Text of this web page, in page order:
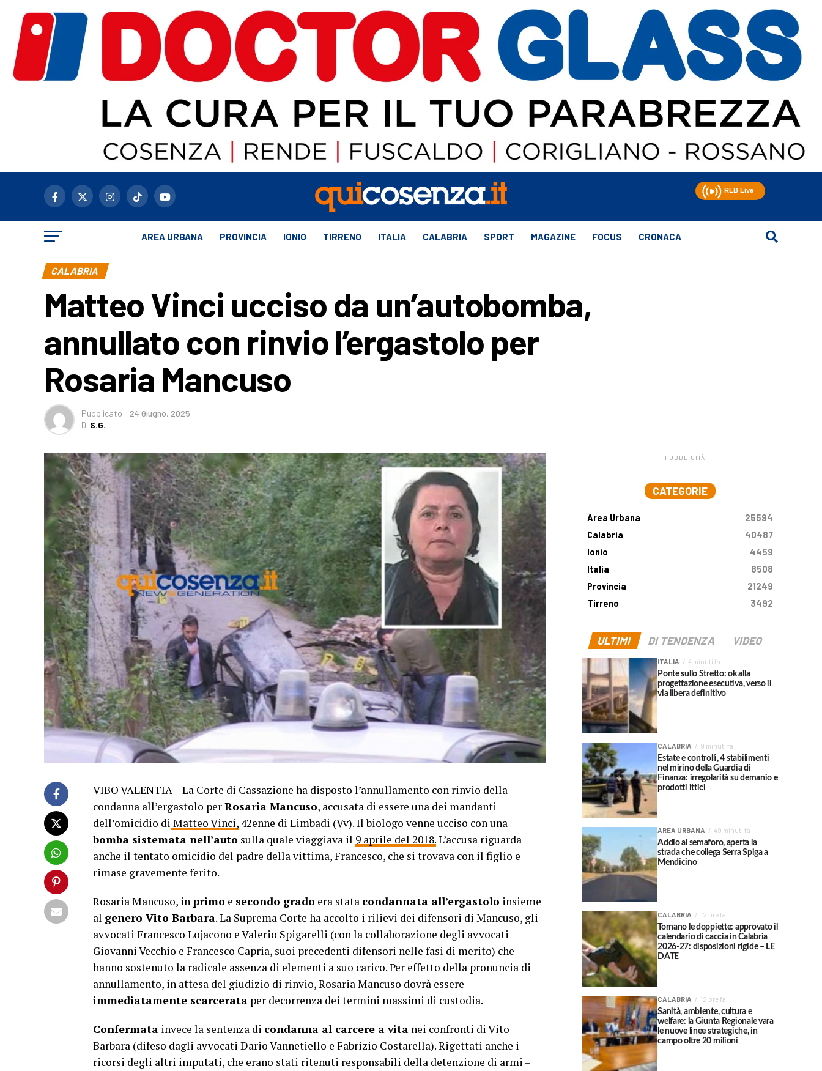
AREA URBANA PROVINCIA IONIO TIRRENO ITALIA CALABRIA SPORT MAGAZINE FOCUS CRONACA
CALABRIA
Matteo Vinci ucciso da un’autobomba,
annullato con rinvio l’ergastolo per
Rosaria Mancuso
Pubblicato il 24 Giugno, 2025
Di S.G.
VIBO VALENTIA – La Corte di Cassazione ha disposto l’annullamento con rinvio della
condanna all’ergastolo perRosaria Mancuso, accusata di essere una dei mandanti
dell’omicidio di Matteo Vinci,42enne di Limbadi (Vv). Il biologo venne ucciso con una
bomba sistemata nell’auto sulla quale viaggiava il 9 aprile del 2018.L’accusa riguarda
anche il tentato omicidio del padre della vittima, Francesco, che si trovava con il figlio e
rimase gravemente ferito.
Rosaria Mancuso, in primo e secondo grado era stata condannata all’ergastolo insieme
al genero Vito Barbara. La Suprema Corte ha accolto i rilievi dei difensori di Mancuso, gli
avvocati Francesco Lojacono e Valerio Spigarelli (con la collaborazione degli avvocati
Giovanni Vecchio e Francesco Capria, suoi precedenti difensori nelle fasi di merito) che
hanno sostenuto la radicale assenza di elementi a suo carico. Per effetto della pronuncia di
annullamento, in attesa del giudizio di rinvio, Rosaria Mancuso dovrà essere
immediatamente scarcerata per decorrenza dei termini massimi di custodia.
Confermata invece la sentenza di condanna al carcere a vita nei confronti di Vito
Barbara (difeso dagli avvocati Dario Vannetiello e Fabrizio Costarella). Rigettati anche i
ricorsi degli altri imputati, che erano stati ritenuti responsabili della detenzione di armi –
PUBBLICITÀ
CATEGORIE
Area Urbana
25594
Calabria
40487
Ionio
4459
Italia
8508
Provincia
21249
Tirreno
3492
ULTIMI DI TENDENZA VIDEO
ITALIA 4 minuti fa
Ponte sullo Stretto: ok alla
progettazione esecutiva, verso il
via libera definitivo
CALABRIA 9 minuti fa
Estate e controlli, 4 stabilimenti
nel mirino della Guardia di
Finanza: irregolarità su demanio e
prodotti ittici
AREA URBANA 49 minuti fa
Addio al semaforo, aperta la
strada che collega Serra Spiga a
Mendicino
CALABRIA 12 ore fa
Tornano le doppiette: approvato il
calendario di caccia in Calabria
2026-27: disposizioni rigide – LE
DATE
CALABRIA 12 ore fa
Sanità, ambiente, cultura e
welfare: la Giunta Regionale vara
le nuove linee strategiche, in
campo oltre 20 milioni